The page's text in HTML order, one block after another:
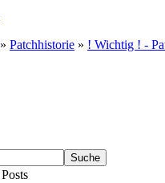
» Patchhistorie » ! Wichtig ! -
Suche
Posts